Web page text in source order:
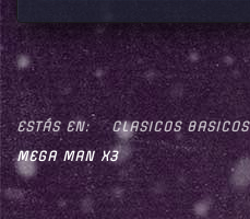
ESTÁS EN: CLASICOS BASICOS
MEGA MAN X3